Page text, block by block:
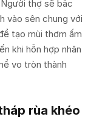
thợ sẽ bắc
vào sên chung với
tạo mùi thơm ấm
khi hỗn hợp nhân
vo tròn thành
rùa khéo